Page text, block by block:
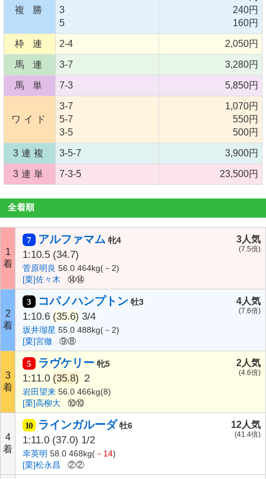
複 勝
3
5
240円
160円
枠 連 2-4 2,050円
馬 連 3-7 3,280円
馬 単 7-3 5,850円
ワイド
3-7
5-7
3-5
1,070円
550円
500円
3連複 3-5-7 3,900円
3連単 7-3-5 23,500円
全着順
1
着
7 アルファマム 牝4
1:10.5 (34.7)
菅原明良 56.0 464kg(－2)
[栗]佐々木
⑭⑭
3人気
(7.5倍)
2
着
3 コパノハンプトン 牡3
1:10.6 (35.6) 3/4
坂井瑠星 55.0 488kg(－2)
[栗]宮徹
⑨⑧
4人気
(7.6倍)
3
着
5 ラヴケリー 牝5
1:11.0 (35.8) ２
岩田望来 56.0 466kg(8)
[栗]高柳大
⑩⑩
2人気
(4.6倍)
4
着
10 ラインガルーダ 牡6
1:11.0 (37.0) 1/2
幸英明 58.0 468kg( －14)
[栗]松永昌
②②
12人気
(41.4倍)